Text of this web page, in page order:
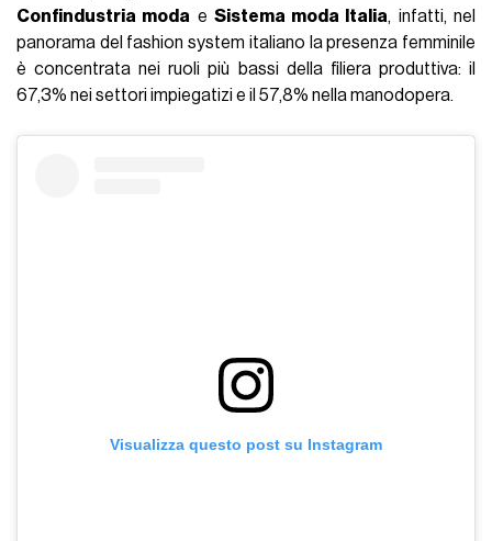
Confindustria moda e Sistema moda Italia, infatti, nel
panorama del fashion system italiano la presenza femminile
è concentrata nei ruoli più bassi della filiera produttiva: il
67,3% nei settori impiegatizi e il 57,8% nella manodopera.
Visualizza questo post su Instagram